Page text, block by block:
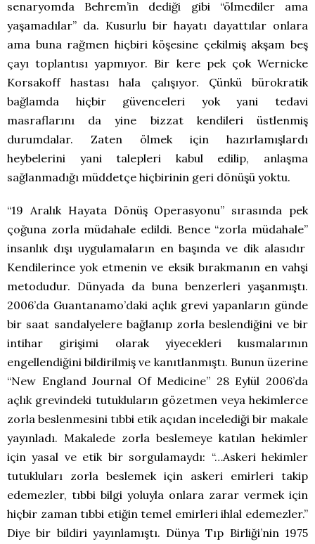
senaryomda Behrem’in dediği gibi “ölmediler ama
yaşamadılar” da. Kusurlu bir hayatı dayattılar onlara
ama buna rağmen hiçbiri köşesine çekilmiş akşam beş
çayı toplantısı yapmıyor. Bir kere pek çok Wernicke
Korsakoff hastası hala çalışıyor. Çünkü bürokratik
bağlamda hiçbir güvenceleri yok yani tedavi
masraflarını da yine bizzat kendileri üstlenmiş
durumdalar. Zaten ölmek için hazırlamışlardı
heybelerini yani talepleri kabul edilip, anlaşma
sağlanmadığı müddetçe hiçbirinin geri dönüşü yoktu.
“19 Aralık Hayata Dönüş Operasyonu” sırasında pek
çoğuna zorla müdahale edildi. Bence “zorla müdahale”
insanlık dışı uygulamaların en başında ve dik alasıdır
Kendilerince yok etmenin ve eksik bırakmanın en vahşi
metodudur. Dünyada da buna benzerleri yaşanmıştı.
2006’da Guantanamo’daki açlık grevi yapanların günde
bir saat sandalyelere bağlanıp zorla beslendiğini ve bir
intihar girişimi olarak yiyecekleri kusmalarının
engellendiğini bildirilmiş ve kanıtlanmıştı. Bunun üzerine
“New England Journal Of Medicine” 28 Eylül 2006’da
açlık grevindeki tutukluların gözetmen veya hekimlerce
zorla beslenmesini tıbbi etik açıdan incelediği bir makale
yayınladı. Makalede zorla beslemeye katılan hekimler
için yasal ve etik bir sorgulamaydı: “…Askeri hekimler
tutukluları zorla beslemek için askeri emirleri takip
edemezler, tıbbi bilgi yoluyla onlara zarar vermek için
hiçbir zaman tıbbi etiğin temel emirleri ihlal edemezler.”
Diye bir bildiri yayınlamıştı. Dünya Tıp Birliği’nin 1975